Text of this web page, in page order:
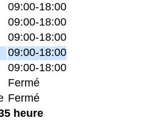
09:00-18:00
09:00-18:00
09:00-18:00
09:00-18:00
09:00-18:00
Fermé
Fermé
heure